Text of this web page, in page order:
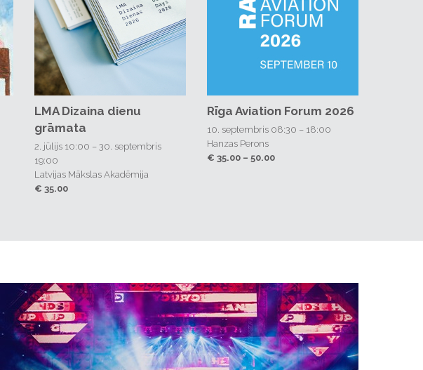
LMA Dizaina dienu
grāmata
2. jūlijs 10:00 – 30. septembris
19:00
Latvijas Mākslas Akadēmija
€ 35.00
Rīga Aviation Forum 2026
10. septembris 08:30 – 18:00
Hanzas Perons
€ 35.00 – 50.00